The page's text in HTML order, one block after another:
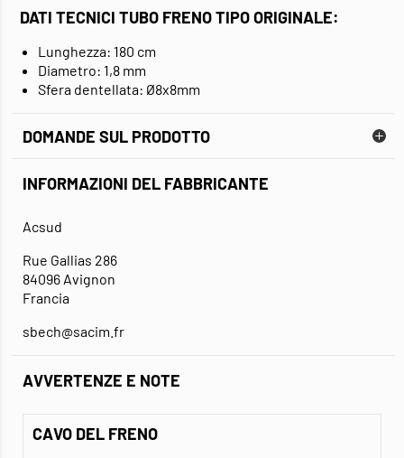
DATI TECNICI TUBO FRENO TIPO ORIGINALE:
Lunghezza: 180 cm
Diametro: 1,8 mm
Sfera dentellata: Ø8x8mm
DOMANDE SUL PRODOTTO
INFORMAZIONI DEL FABBRICANTE
Acsud
Rue Gallias 286
84096 Avignon
Francia
sbech@sacim.fr
AVVERTENZE E NOTE
CAVO DEL FRENO